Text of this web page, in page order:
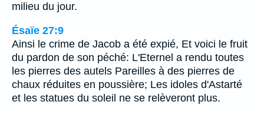
milieu du jour.
Ésaïe 27:9
Ainsi le crime de Jacob a été expié, Et voici le fruit
du pardon de son péché: L'Eternel a rendu toutes
les pierres des autels Pareilles à des pierres de
chaux réduites en poussière; Les idoles d'Astarté
et les statues du soleil ne se relèveront plus.